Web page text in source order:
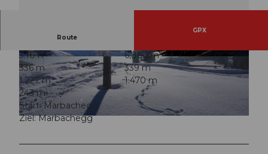
© UNESCO Biosphäre Entlebuch
© UNESCO Biosphäre Entlebuch © UNESCO Biosphäre Entlebuch
Route
GPX
3:10 h
6,80 km
336 m
339 m
1.227 m
1.470 m
243 m
Start: Marbachegg
Ziel: Marbachegg